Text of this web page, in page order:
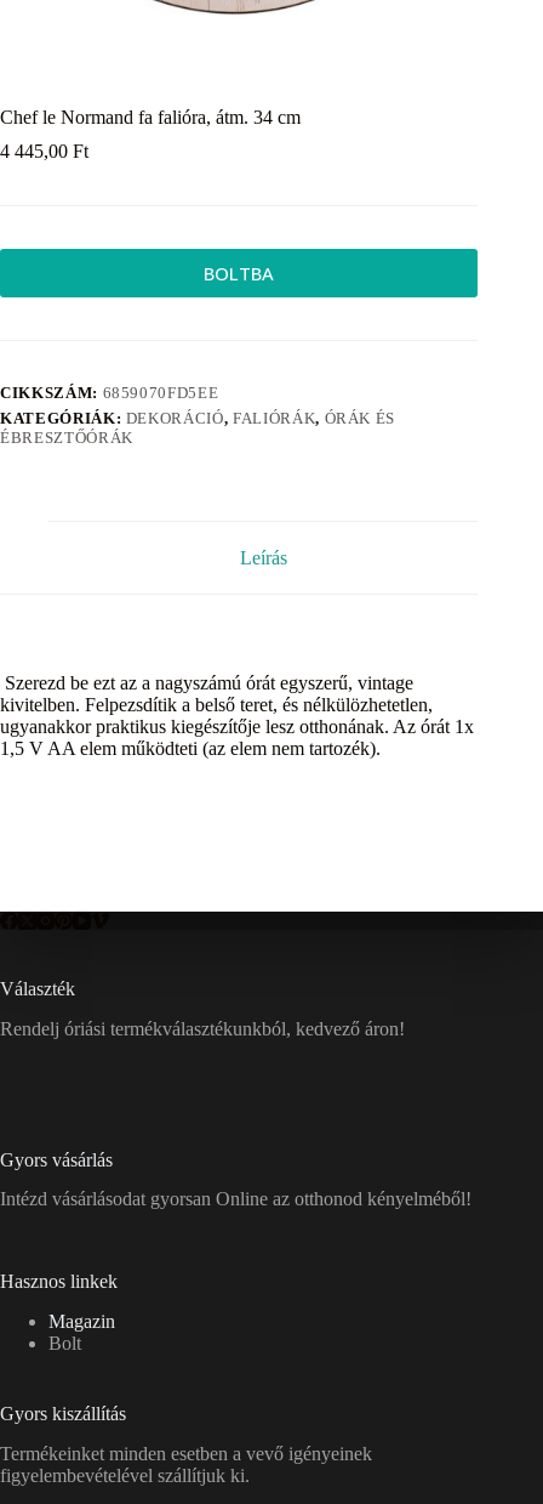
Chef le Normand fa falióra, átm. 34 cm
4 445,00 Ft
BOLTBA
CIKKSZÁM: 6859070FD5EE
KATEGÓRIÁK: DEKORÁCIÓ, FALIÓRÁK, ÓRÁK ÉS
ÉBRESZTŐÓRÁK
Leírás
Szerezd be ezt az a nagyszámú órát egyszerű, vintage
kivitelben. Felpezsdítik a belső teret, és nélkülözhetetlen,
ugyanakkor praktikus kiegészítője lesz otthonának. Az órát 1x
1,5 V AA elem működteti (az elem nem tartozék).
Választék
Rendelj óriási termékválasztékunkból, kedvező áron!
Gyors vásárlás
Intézd vásárlásodat gyorsan Online az otthonod kényelméből!
Hasznos linkek
Magazin
Bolt
Gyors kiszállítás
Termékeinket minden esetben a vevő igényeinek
figyelembevételével szállítjuk ki.